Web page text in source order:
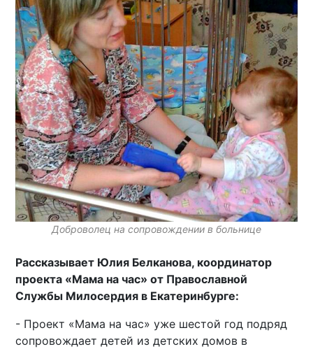
Доброволец на сопровождении в больнице
Рассказывает Юлия Белканова, координатор
проекта «Мама на час» от Православной
Службы Милосердия в Екатеринбурге:
- Проект «Мама на час» уже шестой год подряд
сопровождает детей из детских домов в